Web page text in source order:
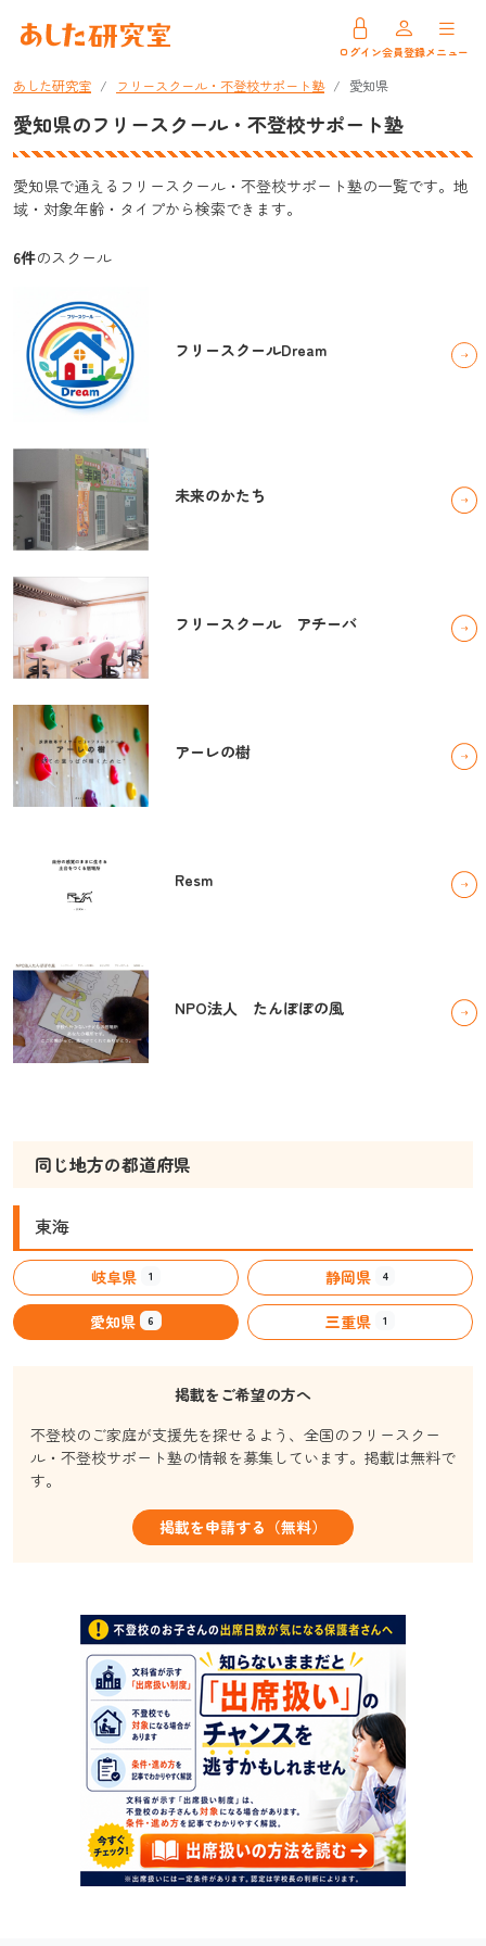
ログイン会員登録メニュー
あした研究室 フリースクール・不登校サポート塾 愛知県
愛知県のフリースクール・不登校サポート塾
愛知県で通えるフリースクール・不登校サポート塾の一覧です。地
域・対象年齢・タイプから検索できます。
6件のスクール
フリースクールDream
未来のかたち
フリースクール アチーバ
アーレの樹
Resm
NPO法人 たんぽぽの風
同じ地方の都道府県
東海
岐阜県 1 静岡県 4
愛知県 6 三重県 1
掲載をご希望の方へ
不登校のご家庭が支援先を探せるよう、全国のフリースクー
ル・不登校サポート塾の情報を募集しています。掲載は無料で
す。
掲載を申請する（無料）